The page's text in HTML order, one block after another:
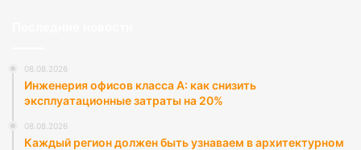
08.08.2026
Инженерия офисов класса А: как снизить
эксплуатационные затраты на 20%
08.08.2026
Каждый регион должен быть узнаваем в архитектурном